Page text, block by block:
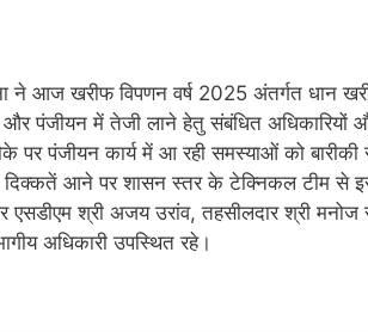
ने आज खरीफ विपणन वर्ष 2025 अंतर्गत धान
और पंजीयन में तेजी लाने हेतु संबंधित अधिकारियों
पर पंजीयन कार्य में आ रही समस्याओं को
आने पर शासन स्तर के टेक्निकल टीम से
श्री अजय उरांव, तहसीलदार श्री मनोज
अधिकारी उपस्थित रहे।